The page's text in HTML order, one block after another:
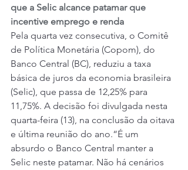
que a Selic alcance patamar que
incentive emprego e renda
Pela quarta vez consecutiva, o Comitê
de Política Monetária (Copom), do
Banco Central (BC), reduziu a taxa
básica de juros da economia brasileira
(Selic), que passa de 12,25% para
11,75%. A decisão foi divulgada nesta
quarta-feira (13), na conclusão da oitava
e última reunião do ano.“É um
absurdo o Banco Central manter a
Selic neste patamar. Não há cenários